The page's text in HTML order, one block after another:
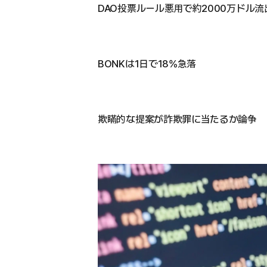
DAO投票ルール悪用で約2000万ドル流
BONKは1日で18%急落
欺瞞的な提案が詐欺罪に当たるか論争